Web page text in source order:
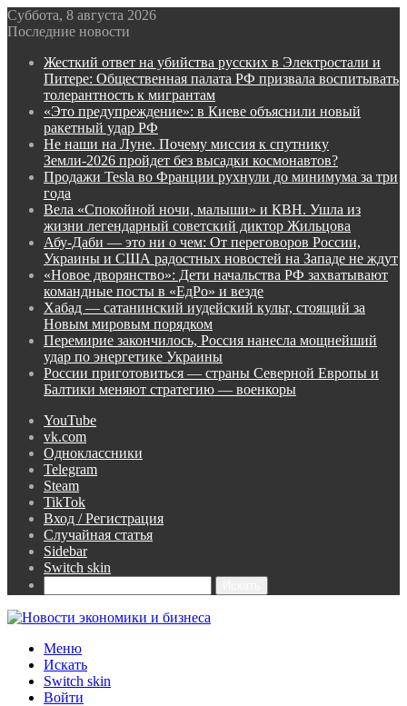
Суббота, 8 августа 2026
Последние новости
Жесткий ответ на убийства русских в Электростали и
Питере: Общественная палата РФ призвала воспитывать
толерантность к мигрантам
«Это предупреждение»: в Киеве объяснили новый
ракетный удар РФ
Не наши на Луне. Почему миссия к спутнику
Земли-2026 пройдет без высадки космонавтов?
Продажи Tesla во Франции рухнули до минимума за три
года
Вела «Спокойной ночи, малыши» и КВН. Ушла из
жизни легендарный советский диктор Жильцова
Абу-Даби — это ни о чем: От переговоров России,
Украины и США радостных новостей на Западе не ждут
«Новое дворянство»: Дети начальства РФ захватывают
командные посты в «ЕдРо» и везде
Хабад — сатанинский иудейский культ, стоящий за
Новым мировым порядком
Перемирие закончилось, Россия нанесла мощнейший
удар по энергетике Украины
России приготовиться — страны Северной Европы и
Балтики меняют стратегию — военкоры
YouTube
vk.com
Одноклассники
Telegram
Steam
TikTok
Вход / Регистрация
Случайная статья
Sidebar
Switch skin
Меню
Искать
Switch skin
Войти